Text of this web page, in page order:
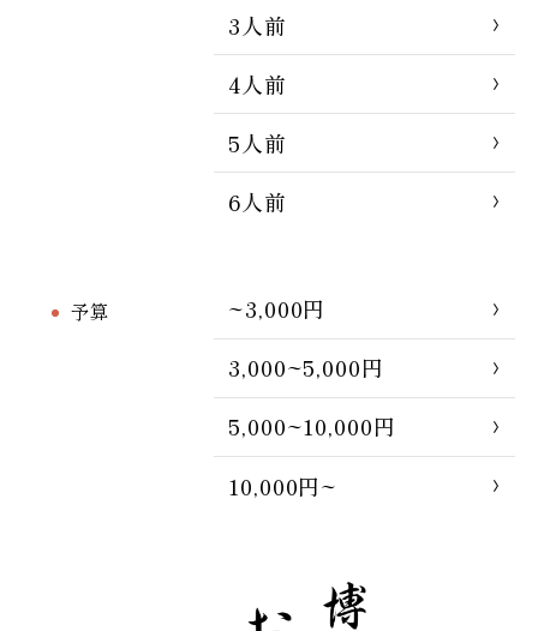
3人前
4人前
5人前
6人前
予算
~3,000円
3,000~5,000円
5,000~10,000円
10,000円~